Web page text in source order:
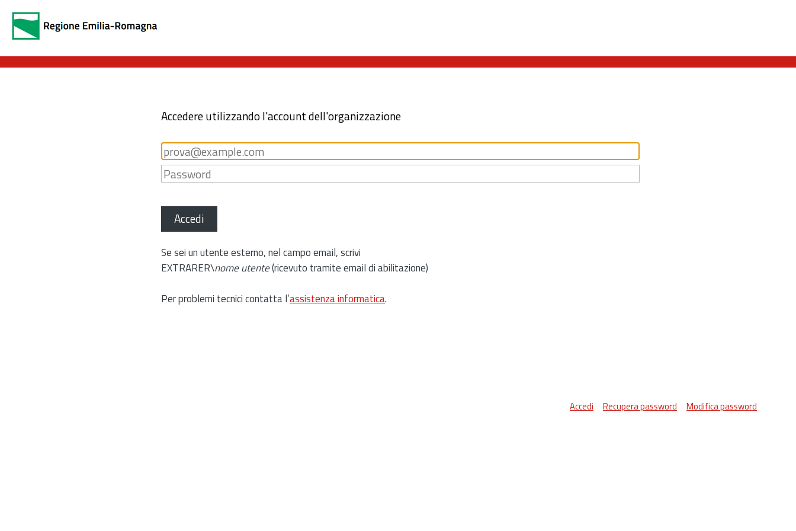
Accedere utilizzando l'account dell'organizzazione
Accedi
Se sei un utente esterno, nel campo email, scrivi
EXTRARER\nome utente(ricevuto tramite email di abilitazione)
Per problemi tecnici contatta l’assistenza informatica.
Accedi Recupera password Modifica password